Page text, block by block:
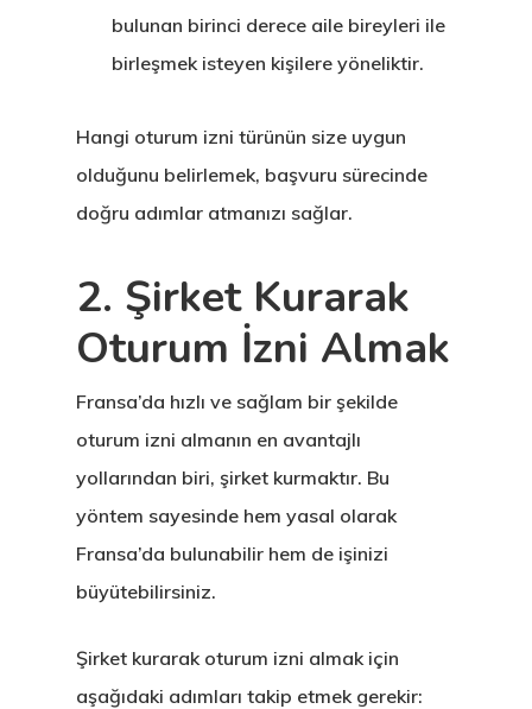
bulunan birinci derece aile bireyleri ile
birleşmek isteyen kişilere yöneliktir.
Hangi oturum izni türünün size uygun
olduğunu belirlemek, başvuru sürecinde
doğru adımlar atmanızı sağlar.
2. Şirket Kurarak
Oturum İzni Almak
Fransa’da hızlı ve sağlam bir şekilde
oturum izni almanın en avantajlı
yollarından biri, şirket kurmaktır. Bu
yöntem sayesinde hem yasal olarak
Fransa’da bulunabilir hem de işinizi
büyütebilirsiniz.
Şirket kurarak oturum izni almak için
aşağıdaki adımları takip etmek gerekir: